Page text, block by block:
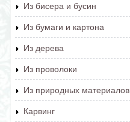
Из бисера и бусин
Из бумаги и картона
Из дерева
Из проволоки
Из природных материалов
Карвинг